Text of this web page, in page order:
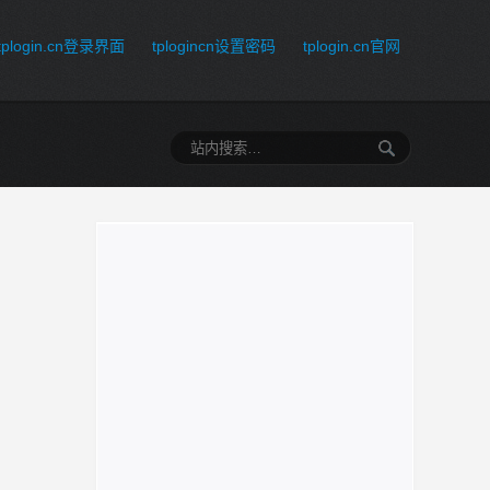
登录界面 tplogincn设置密码 tplogin.cn官网